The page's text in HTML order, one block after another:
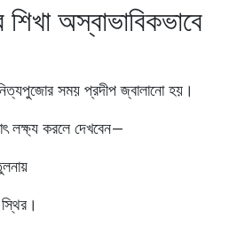
অস্বাভাবিকভাবে
নিত্যপুজোর সময় প্রদীপ জ্বালানো হয়।
লক্ষ্য করলে দেখবেন—